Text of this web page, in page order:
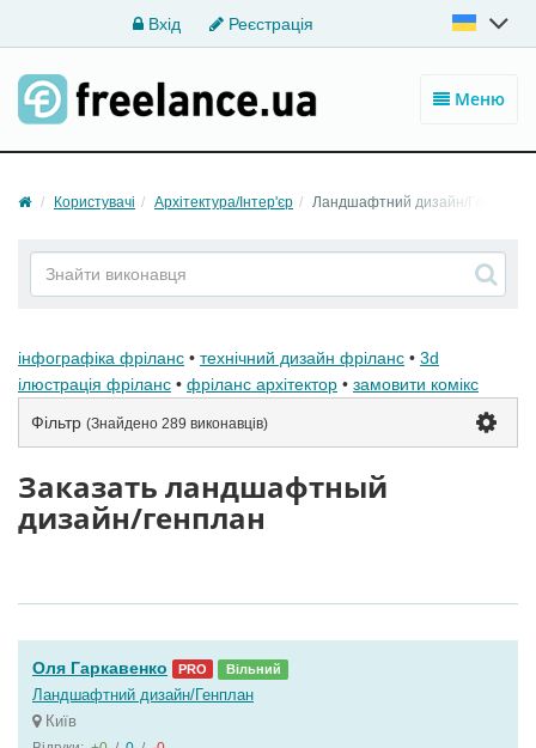
Вхід Реєстрація
Меню
Користувачі Архітектура/Інтер'єр Ландшафтний дизайн/Генплан
інфографіка фріланс • технічний дизайн фріланс • 3d
ілюстрація фріланс • фріланс архітектор • замовити комікс
Фільтр (Знайдено 289 виконавців)
Заказать ландшафтный
дизайн/генплан
Оля Гаркавенко PRO Вільний
Ландшафтний дизайн/Генплан
Київ